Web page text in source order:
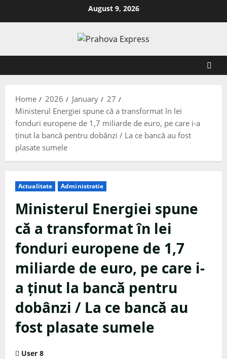
August 9, 2026
Home 2026 January
27
Ministerul Energiei spune că a transformat în lei
fonduri europene de 1,7 miliarde de euro, pe care i-a
ținut la bancă pentru dobânzi / La ce bancă au fost
plasate sumele
Actualitate Administratie
Ministerul Energiei spune
că a transformat în lei
fonduri europene de 1,7
miliarde de euro, pe care i-
a ținut la bancă pentru
dobânzi / La ce bancă au
fost plasate sumele
User 8